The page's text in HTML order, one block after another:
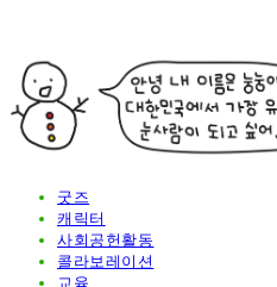
굿즈
캐릭터
사회공헌활동
콜라보레이션
교육